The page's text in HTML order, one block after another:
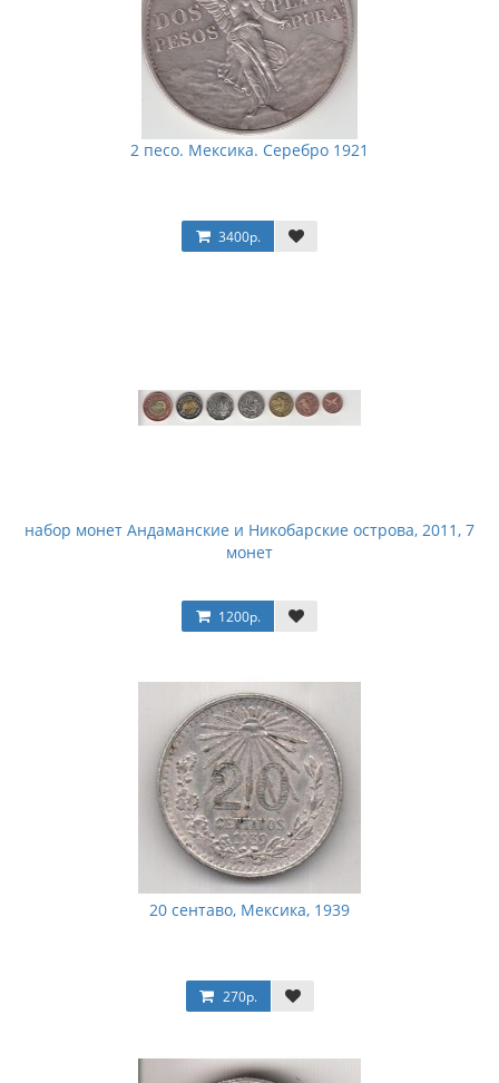
2 песо. Мексика. Серебро 1921
3400р.
набор монет Андаманские и Никобарские острова, 2011, 7
монет
1200р.
20 сентаво, Мексика, 1939
270р.